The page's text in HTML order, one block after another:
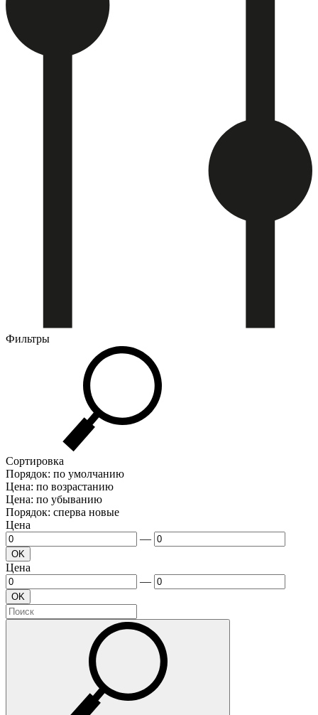
Фильтры
Сортировка
Порядок: по умолчанию
Цена: по возрастанию
Цена: по убыванию
Порядок: сперва новые
Цена
—
OK
Цена
—
OK